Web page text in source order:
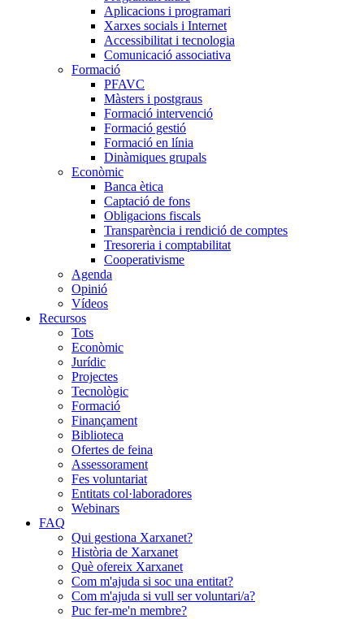
Aplicacions i programari
Xarxes socials i Internet
Accessibilitat i tecnologia
Comunicació associativa
Formació
PFAVC
Màsters i postgraus
Formació intervenció
Formació gestió
Formació en línia
Dinàmiques grupals
Econòmic
Banca ètica
Captació de fons
Obligacions fiscals
Transparència i rendició de comptes
Tresoreria i comptabilitat
Cooperativisme
Agenda
Opinió
Vídeos
Recursos
Tots
Econòmic
Jurídic
Projectes
Tecnològic
Formació
Finançament
Biblioteca
Ofertes de feina
Assessorament
Fes voluntariat
Entitats col·laboradores
Webinars
FAQ
Qui gestiona Xarxanet?
Història de Xarxanet
Què ofereix Xarxanet
Com m'ajuda si soc una entitat?
Com m'ajuda si vull ser voluntari/a?
Puc fer-me'n membre?